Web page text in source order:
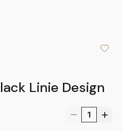
Linie Design